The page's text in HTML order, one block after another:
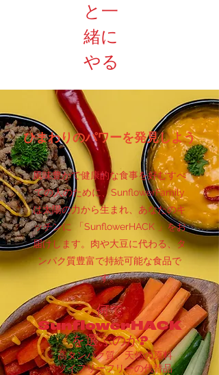
と一
緒に
やる
ひまわりのパワーを発見しよう
風味豊かで健康的な食事を好むすべ
ての人のために、SunflowerFamily
は太陽の力から生まれ、あなたのキ
ッチンに 「SunflowerHACK 」をお
届けします。肉や大豆に代わる、タ
ンパク質豊富で持続可能な食品で
す。
何で
SunflowerHACK
を選ぶのか?
✅ 高タンパク質、天然の原料
✅ ソイフリーフリーの代替品